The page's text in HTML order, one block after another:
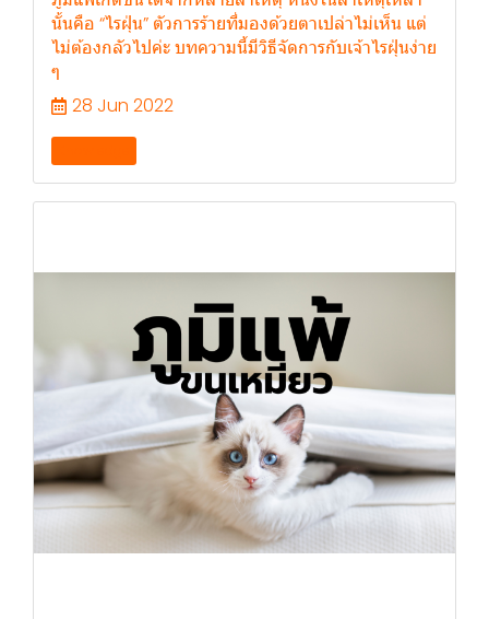
นั้นคือ “ไรฝุ่น” ตัวการร้ายที่มองด้วยตาเปล่าไม่เห็น แต่
ไม่ต้องกลัวไปค่ะ บทความนี้มีวิธีจัดการกับเจ้าไรฝุ่นง่าย
ๆ
28 Jun 2022